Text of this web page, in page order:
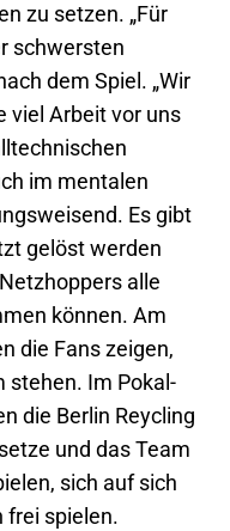
zu setzen. „Für
schwersten
dem Spiel. „Wir
viel Arbeit vor uns
im mentalen
Es gibt
gelöst werden
alle
können. Am
die Fans zeigen,
stehen. Im Pokal-
die Berlin Reycling
und das Team
sich auf sich
frei spielen.